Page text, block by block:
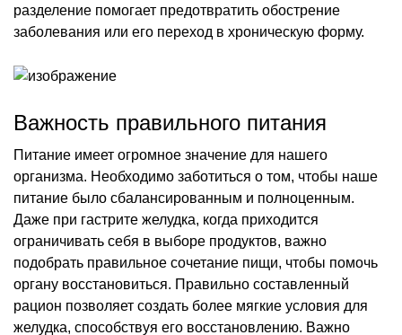
разделение помогает предотвратить обострение
заболевания или его переход в хроническую форму.
Важность правильного питания
Питание имеет огромное значение для нашего
организма. Необходимо заботиться о том, чтобы наше
питание было сбалансированным и полноценным.
Даже при гастрите желудка, когда приходится
ограничивать себя в выборе продуктов, важно
подобрать правильное сочетание пищи, чтобы помочь
органу восстановиться. Правильно составленный
рацион позволяет создать более мягкие условия для
желудка, способствуя его восстановлению. Важно